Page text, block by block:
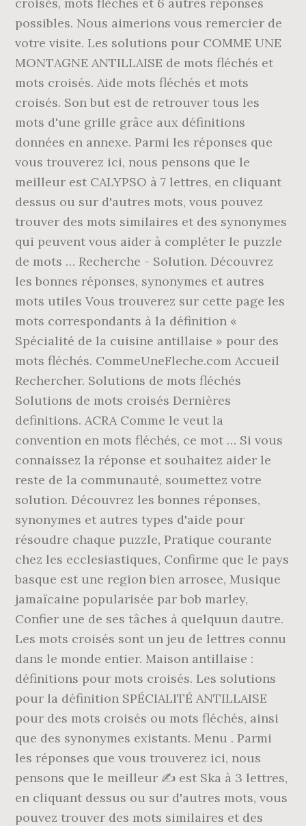
possibles. Nous aimerions vous remercier de
votre visite. Les solutions pour COMME UNE
MONTAGNE ANTILLAISE de mots fléchés et
mots croisés. Aide mots fléchés et mots
croisés. Son but est de retrouver tous les
mots d'une grille grâce aux définitions
données en annexe. Parmi les réponses que
vous trouverez ici, nous pensons que le
meilleur est CALYPSO à 7 lettres, en cliquant
dessus ou sur d'autres mots, vous pouvez
trouver des mots similaires et des synonymes
qui peuvent vous aider à compléter le puzzle
de mots … Recherche - Solution. Découvrez
les bonnes réponses, synonymes et autres
mots utiles Vous trouverez sur cette page les
mots correspondants à la définition «
Spécialité de la cuisine antillaise » pour des
mots fléchés. CommeUneFleche.com Accueil
Rechercher. Solutions de mots fléchés
Solutions de mots croisés Dernières
definitions. ACRA Comme le veut la
convention en mots fléchés, ce mot … Si vous
connaissez la réponse et souhaitez aider le
reste de la communauté, soumettez votre
solution. Découvrez les bonnes réponses,
synonymes et autres types d'aide pour
résoudre chaque puzzle, Pratique courante
chez les ecclesiastiques, Confirme que le pays
basque est une region bien arrosee, Musique
jamaïcaine popularisée par bob marley,
Confier une de ses tâches à quelquun dautre.
Les mots croisés sont un jeu de lettres connu
dans le monde entier. Maison antillaise :
définitions pour mots croisés. Les solutions
pour la définition SPÉCIALITÉ ANTILLAISE
pour des mots croisés ou mots fléchés, ainsi
que des synonymes existants. Menu . Parmi
les réponses que vous trouverez ici, nous
pensons que le meilleur ✍ est Ska à 3 lettres,
en cliquant dessus ou sur d'autres mots, vous
pouvez trouver des mots similaires et des